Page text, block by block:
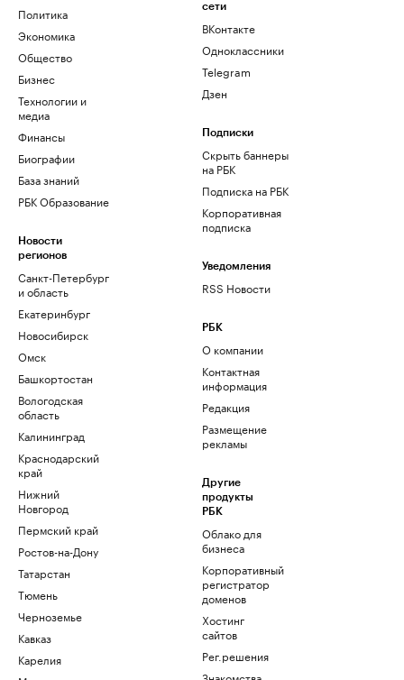
Политика
Экономика
Общество
Бизнес
Технологии и
медиа
Финансы
Биографии
База знаний
РБК Образование
Новости
регионов
Санкт-Петербург
и область
Екатеринбург
Новосибирск
Омск
Башкортостан
Вологодская
область
Калининград
Краснодарский
край
Нижний
Новгород
Пермский край
Ростов-на-Дону
Татарстан
Тюмень
Черноземье
Кавказ
Карелия
сети
ВКонтакте
Одноклассники
Telegram
Дзен
Подписки
Скрыть баннеры
на РБК
Подписка на РБК
Корпоративная
подписка
Уведомления
RSS Новости
РБК
О компании
Контактная
информация
Редакция
Размещение
рекламы
Другие
продукты
РБК
Облако для
бизнеса
Корпоративный
регистратор
доменов
Хостинг
сайтов
Рег.решения